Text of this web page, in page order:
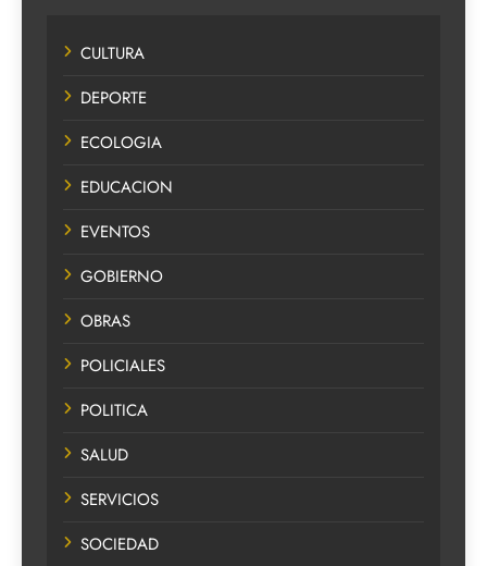
CULTURA
DEPORTE
ECOLOGIA
EDUCACION
EVENTOS
GOBIERNO
OBRAS
POLICIALES
POLITICA
SALUD
SERVICIOS
SOCIEDAD